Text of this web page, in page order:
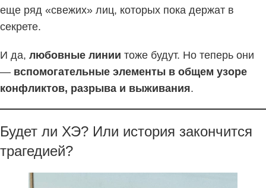
еще ряд «свежих» лиц, которых пока держат в
секрете.
И да, любовные линии тоже будут. Но теперь они
— вспомогательные элементы в общем узоре
конфликтов, разрыва и выживания.
Будет ли ХЭ? Или история закончится
трагедией?